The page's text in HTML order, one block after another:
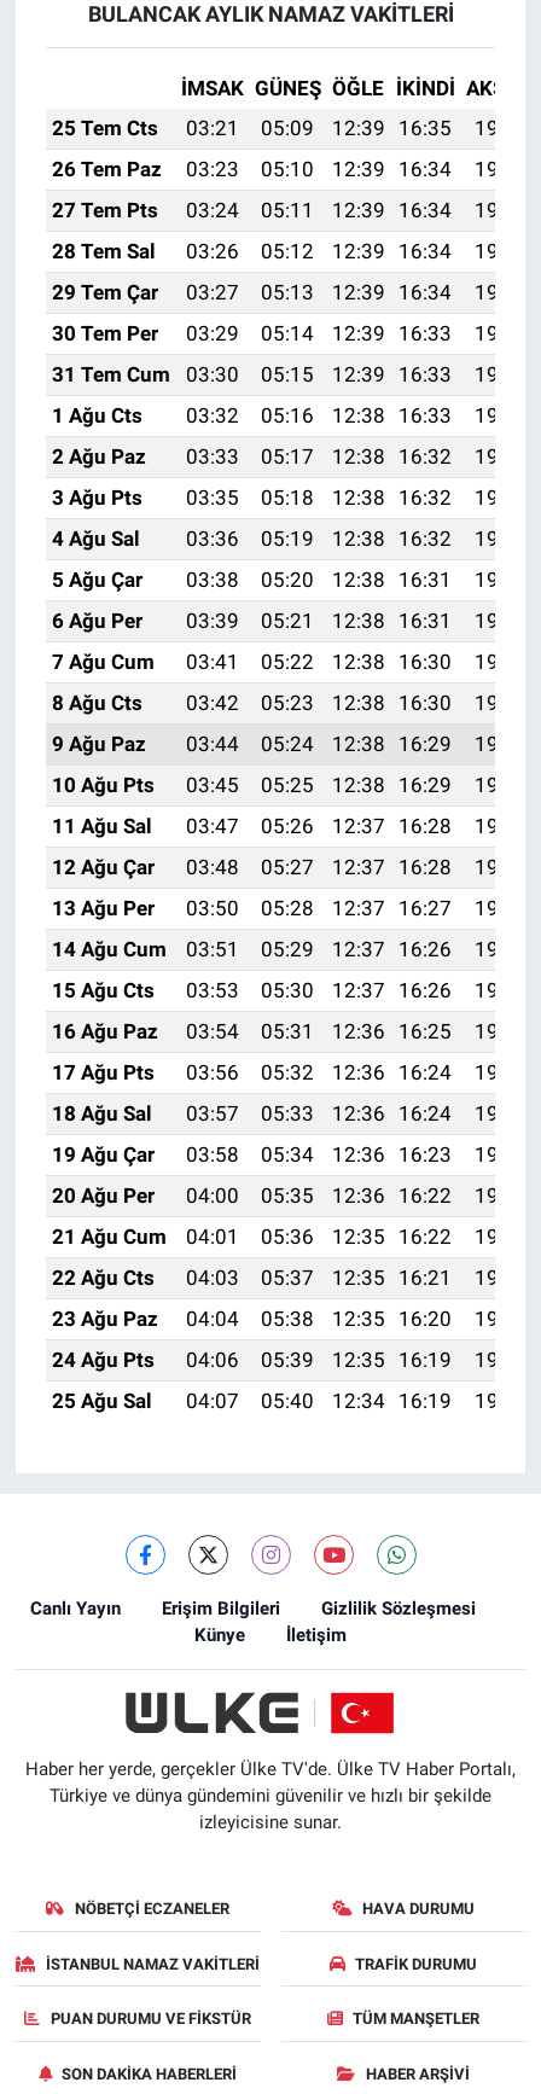
BULANCAK AYLIK NAMAZ VAKITLERI
İMSAK GÜNEŞ ÖĞLE İKINDI AKŞAM
25 Tem Cts
03:21 05:09 12:39 16:35
19:58
26 Tem Paz
03:23 05:10 12:39 16:34
19:57
27 Tem Pts
03:24 05:11 12:39 16:34
19:56
28 Tem Sal
03:26 05:12 12:39 16:34
19:55
29 Tem Çar
03:27 05:13 12:39 16:34
19:54
30 Tem Per
03:29 05:14 12:39 16:33
19:53
31 Tem Cum
03:30 05:15 12:39 16:33
19:52
1 Ağu Cts
03:32 05:16 12:38 16:33
19:51
2 Ağu Paz
03:33 05:17 12:38 16:32
19:50
3 Ağu Pts
03:35 05:18 12:38 16:32
19:49
4 Ağu Sal
03:36 05:19 12:38 16:32
19:48
5 Ağu Çar
03:38 05:20 12:38 16:31
19:47
6 Ağu Per
03:39 05:21 12:38 16:31
19:45
7 Ağu Cum
03:41 05:22 12:38 16:30
19:44
8 Ağu Cts
03:42 05:23 12:38 16:30
19:43
9 Ağu Paz
03:44 05:24 12:38 16:29
19:42
10 Ağu Pts
03:45 05:25 12:38 16:29
19:40
11 Ağu Sal
03:47 05:26 12:37 16:28
19:39
12 Ağu Çar
03:48 05:27 12:37 16:28
19:38
13 Ağu Per
03:50 05:28 12:37 16:27
19:36
14 Ağu Cum
03:51 05:29 12:37 16:26
19:35
15 Ağu Cts
03:53 05:30 12:37 16:26
19:34
16 Ağu Paz
03:54 05:31 12:36 16:25
19:32
17 Ağu Pts
03:56 05:32 12:36 16:24
19:31
18 Ağu Sal
03:57 05:33 12:36 16:24
19:30
19 Ağu Çar
03:58 05:34 12:36 16:23
19:28
20 Ağu Per
04:00 05:35 12:36 16:22
19:27
21 Ağu Cum
04:01 05:36 12:35 16:22
19:25
22 Ağu Cts
04:03 05:37 12:35 16:21
19:24
23 Ağu Paz
04:04 05:38 12:35 16:20
19:22
24 Ağu Pts
04:06 05:39 12:35 16:19
19:21
25 Ağu Sal
04:07 05:40 12:34 16:19 19:19
Canlı Yayın Erişim Bilgileri
Gizlilik Sözleşmesi
Künye
İletişim
Haber her yerde, gerçekler Ülke TV'de. Ülke TV Haber Portalı,
Türkiye ve dünya gündemini güvenilir ve hızlı bir şekilde
izleyicisine sunar.
NÖBETÇI ECZANELER HAVA DURUMU
İSTANBUL NAMAZ VAKITLERI TRAFIK DURUMU
PUAN DURUMU VE FIKSTÜR TÜM MANŞETLER
SON DAKIKA HABERLERI HABER ARŞIVI